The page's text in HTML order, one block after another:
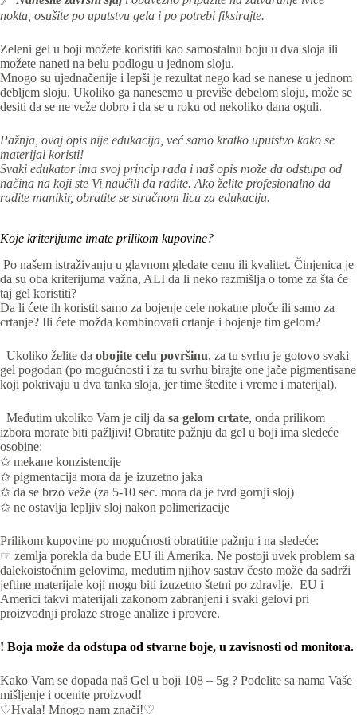
nokta, osušite po uputstvu gela i po potrebi fiksirajte.
Zeleni gel u boji možete koristiti kao samostalnu boju u dva sloja ili
možete naneti na belu podlogu u jednom sloju.
Mnogo su ujednačenije i lepši je rezultat nego kad se nanese u jednom
debljem sloju. Ukoliko ga nanesemo u previše debelom sloju, može se
desiti da se ne veže dobro i da se u roku od nekoliko dana oguli.
Pažnja, ovaj opis nije edukacija, već samo kratko uputstvo kako se
materijal koristi!
Svaki edukator ima svoj princip rada i naš opis može da odstupa od
načina na koji ste Vi naučili da radite. Ako želite profesionalno da
radite manikir, obratite se stručnom licu za edukaciju.
Koje kriterijume imate prilikom kupovine?
Po našem istraživanju u glavnom gledate cenu ili kvalitet. Činjenica je
da su oba kriterijuma važna, ALI da li neko razmišlja o tome za šta će
taj gel koristiti?
Da li ćete ih koristit samo za bojenje cele nokatne ploče ili samo za
crtanje? Ili ćete možda kombinovati crtanje i bojenje tim gelom?
Ukoliko želite da obojite celu površinu, za tu svrhu je gotovo svaki
gel pogodan (po mogućnosti i za tu svrhu birajte one jače pigmentisane
koji pokrivaju u dva tanka sloja, jer time štedite i vreme i materijal).
Međutim ukoliko Vam je cilj da sa gelom crtate, onda prilikom
izbora morate biti pažljivi! Obratite pažnju da gel u boji ima sledeće
osobine:
✩ mekane konzistencije
✩ pigmentacija mora da je izuzetno jaka
✩ da se brzo veže (za 5-10 sec. mora da je tvrd gornji sloj)
✩ ne ostavlja lepljiv sloj nakon polimerizacije
Prilikom kupovine po mogućnosti obratitite pažnju i na sledeće:
☞ zemlja porekla da bude EU ili Amerika. Ne postoji uvek problem sa
dalekoistočnim gelovima, međutim njihov sastav često može da sadrži
jeftine materijale koji mogu biti izuzetno štetni po zdravlje. EU i
Americi takvi materijali zakonom zabranjeni i svaki gelovi pri
proizvodnji prolaze stroge analize i provere.
! Boja može da odstupa od stvarne boje, u zavisnosti od monitora.
Kako Vam se dopada naš Gel u boji 108 – 5g ? Podelite sa nama Vaše
mišljenje i ocenite proizvod!
♡Hvala! Mnogo nam znači!♡